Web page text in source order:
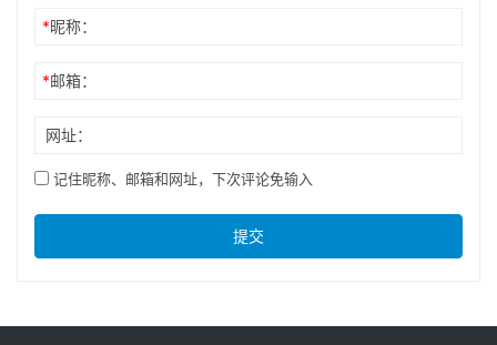
*昵称：
*邮箱：
网址：
记住昵称、邮箱和网址，下次评论免输入
提交